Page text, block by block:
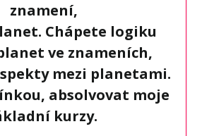
znamení,
Chápete logiku
ve znameních,
mezi planetami.
absolvovat moje
kurzy.